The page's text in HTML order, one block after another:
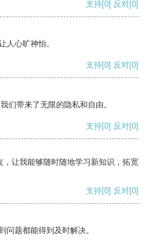
支持[0] 反对[0]
人心旷神怡。
支持[0] 反对[0]
们带来了无限的隐私和自由。
支持[0] 反对[0]
让我能够随时随地学习新知识，拓宽
支持[0] 反对[0]
问题都能得到及时解决。